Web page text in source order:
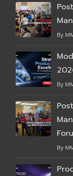
By
By
By